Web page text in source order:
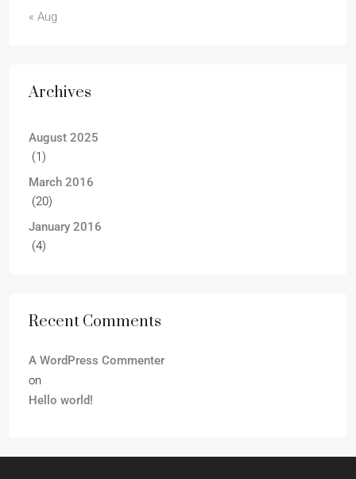
« Aug
Archives
August 2025
(1)
March 2016
(20)
January 2016
(4)
Recent Comments
A WordPress Commenter
on
Hello world!